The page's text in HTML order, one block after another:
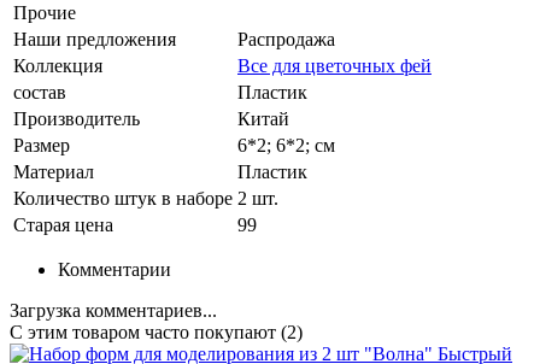
Прочие
Наши предложения
Распродажа
Коллекция
Все для цветочных фей
состав
Пластик
Производитель
Китай
Размер
6*2; 6*2; см
Материал
Пластик
Количество штук в наборе 2 шт.
Старая цена
99
Комментарии
Загрузка комментариев...
С этим товаром часто покупают (2)
Быстрый